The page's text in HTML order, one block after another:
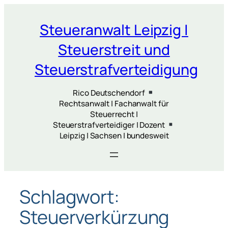
springenSteueranwalt Leipzig |
Steuerstreit und
Steuerstrafverteidigung
Rico Deutschendorf
Rechtsanwalt | Fachanwalt für
Steuerrecht |
Steuerstrafverteidiger | Dozent
Leipzig | Sachsen | bundesweit
Schlagwort:
Steuerverkürzung